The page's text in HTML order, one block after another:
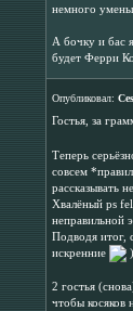
немного
А бочку и бас
будет Ферри
Опубликовал:
Гостья, за
Теперь
совсем
рассказывать
Хвалёный ps
неправильной
Подводя итог,
искренние
2 гостья
чтобы